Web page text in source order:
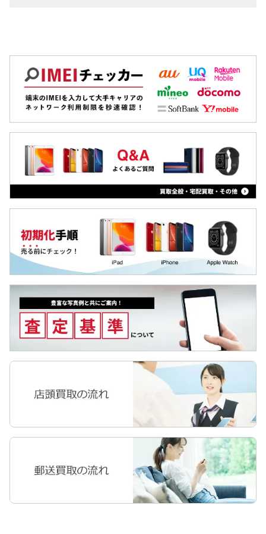
Xiaomi
MacBook
iPad
Qua tab
dtab
MediaPad
LAVIE Tab
YOGA Tab
Surface
Galaxyタブ
Pixel Tab